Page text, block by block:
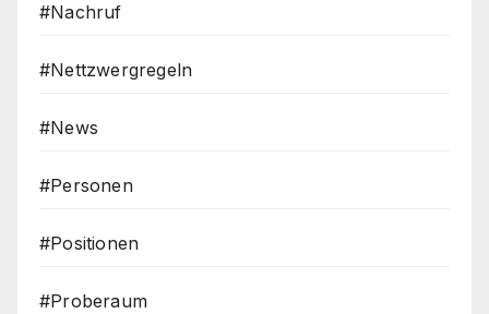
#Nachruf
#Nettzwergregeln
#News
#Personen
#Positionen
#Proberaum